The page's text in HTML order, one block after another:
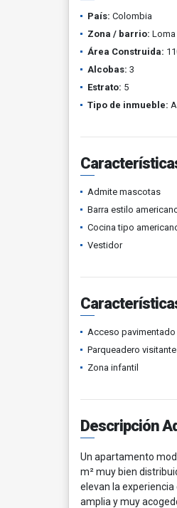
País: Colombia
Zona / barrio:
Área Construida:
Alcobas: 3
Estrato: 5
Tipo de inmueble:
Admite mascotas
Barra estilo
Cocina tipo
Vestidor
Acceso pavimentado
Parqueadero
Zona infantil
Descripción
Un apartamento
m² muy bien
elevan la
amplia y muy